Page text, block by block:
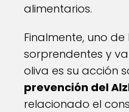
alimentarios.
Finalmente, uno
sorprendentes y
oliva es su acción
prevención del
relacionado el